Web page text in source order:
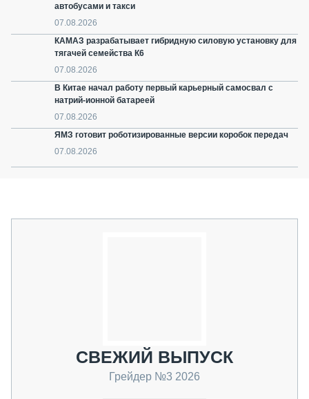
автобусами и такси
07.08.2026
КАМАЗ разрабатывает гибридную силовую установку для
тягачей семейства К6
07.08.2026
В Китае начал работу первый карьерный самосвал с
натрий-ионной батареей
07.08.2026
ЯМЗ готовит роботизированные версии коробок передач
07.08.2026
СВЕЖИЙ ВЫПУСК
Грейдер №3 2026